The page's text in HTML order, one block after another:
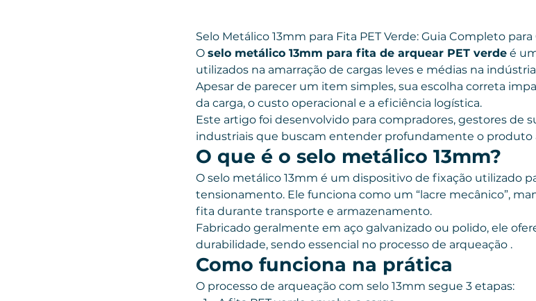
Selo Metálico 13mm para Fita PET Verde: Guia Completo
O selo metálico 13mm para fita de arquear PET verde é
utilizados na amarração de cargas leves e médias na
Apesar de parecer um item simples, sua escolha correta
da carga, o custo operacional e a eficiência logística.
Este artigo foi desenvolvido para compradores, gestores de
industriais que buscam entender profundamente o produto
O que é o selo metálico 13mm?
O selo metálico 13mm é um dispositivo de fixação utilizado
tensionamento. Ele funciona como um “lacre mecânico”,
fita durante transporte e armazenamento.
Fabricado geralmente em aço galvanizado ou polido, ele
durabilidade, sendo essencial no processo de arqueação .
Como funciona na prática
O processo de arqueação com selo 13mm segue 3 etapas: